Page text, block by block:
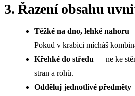
3. Řazení obsahu
Těžké na dno, lehké nahoru
Pokud v krabici mícháš
Křehké do středu — ne ke
stran a rohů.
Odděluj jednotlivé předměty